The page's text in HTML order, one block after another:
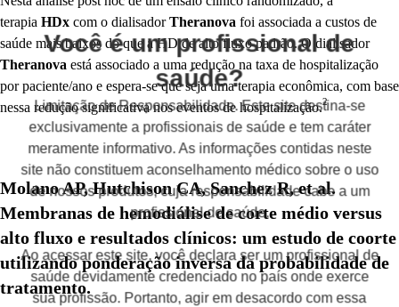
terapia HDx com o dialisadorTheranova foi associada a custos de
saúde mais baixos do que a HD de alto fluxo padrão. O dialisador
Theranova está associado a uma redução na taxa de hospitalização
por paciente/ano e espera-se que seja uma terapia econômica, com base
nessa redução significativa nos eventos de hospitalização.2
Molano AP, Hutchison CA, Sanchez R, et al.
Membranas de hemodiálise de corte médio versus
alto fluxo e resultados clínicos: um estudo de coorte
utilizando ponderação inversa da probabilidade de
tratamento.
Você é um profissional de
saúde?
Limitação de Responsabilidade. Este site destina-se
exclusivamente a profissionais de saúde e tem caráter
meramente informativo. As informações contidas neste
site não constituem aconselhamento médico sobre o uso
de nossos produtos, cuja responsabilidade cabe a um
profissional de saúde.
Ao acessar este site, você declara ser um profissional de
saúde devidamente credenciado no país onde exerce
sua profissão. Portanto, agir em desacordo com essa